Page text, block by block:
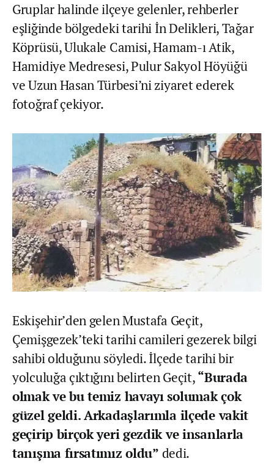
Gruplar halinde ilçeye gelenler, rehberler
eşliğinde bölgedeki tarihi İn Delikleri, Tağar
Köprüsü, Ulukale Camisi, Hamam-ı Atik,
Hamidiye Medresesi, Pulur Sakyol Höyüğü
ve Uzun Hasan Türbesi’ni ziyaret ederek
fotoğraf çekiyor.
Eskişehir’den gelen Mustafa Geçit,
Çemişgezek’teki tarihi camileri gezerek bilgi
sahibi olduğunu söyledi. İlçede tarihi bir
yolculuğa çıktığını belirten Geçit,“Burada
olmak ve bu temiz havayı solumak çok
güzel geldi. Arkadaşlarımla ilçede vakit
geçirip birçok yeri gezdik ve insanlarla
tanışma fırsatımız oldu” dedi.